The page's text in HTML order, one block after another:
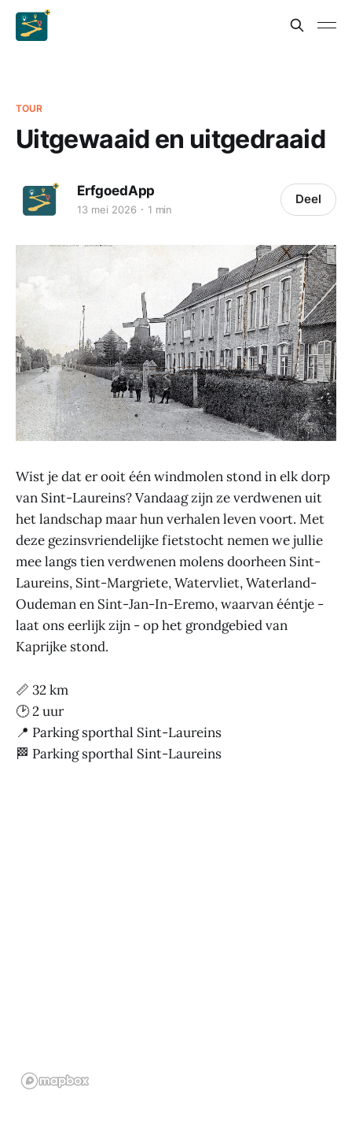
TOUR
Uitgewaaid en uitgedraaid
ErfgoedApp
13 mei 2026 1 min
Deel
Wist je dat er ooit één windmolen stond in elk dorp
van Sint-Laureins? Vandaag zijn ze verdwenen uit
het landschap maar hun verhalen leven voort. Met
deze gezinsvriendelijke fietstocht nemen we jullie
mee langs tien verdwenen molens doorheen Sint-
Laureins, Sint-Margriete, Watervliet, Waterland-
Oudeman en Sint-Jan-In-Eremo, waarvan ééntje -
laat ons eerlijk zijn - op het grondgebied van
Kaprijke stond.
📏 32 km
🕑 2 uur
📍 Parking sporthal Sint-Laureins
🏁 Parking sporthal Sint-Laureins